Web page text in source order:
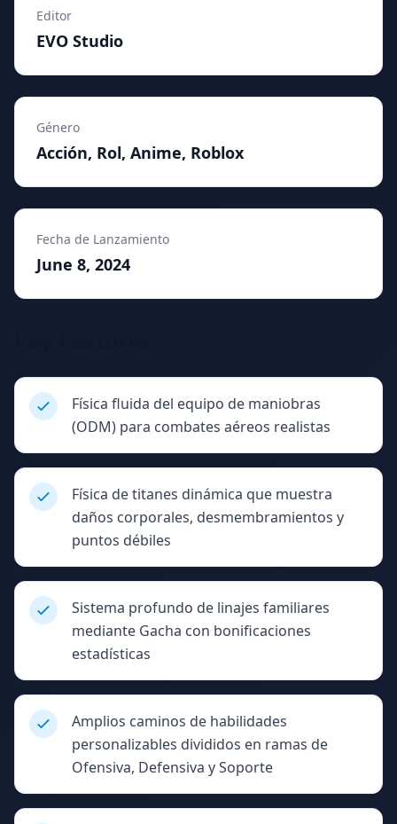
Editor
EVO Studio
Género
Acción, Rol, Anime, Roblox
Fecha de Lanzamiento
June 8, 2024
Física fluida del equipo de maniobras
(ODM) para combates aéreos realistas
Física de titanes dinámica que muestra
daños corporales, desmembramientos y
puntos débiles
Sistema profundo de linajes familiares
mediante Gacha con bonificaciones
estadísticas
Amplios caminos de habilidades
personalizables divididos en ramas de
Ofensiva, Defensiva y Soporte